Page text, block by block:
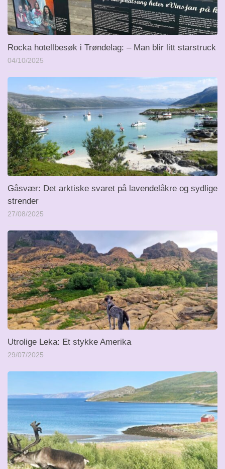
Rocka hotellbesøk i Trøndelag: – Man blir litt starstruck
04/10/2025
Gåsvær: Det arktiske svaret på lavendelåkre og sydlige
strender
27/08/2025
Utrolige Leka: Et stykke Amerika
29/07/2025